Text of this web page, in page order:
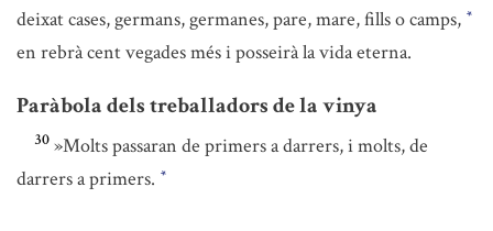
deixat cases, germans, germanes, pare, mare, fills o camps, *
en rebrà cent vegades més i posseirà la vida eterna.
Paràbola dels treballadors de la vinya
30 »Molts passaran de primers a darrers, i molts, de
darrers a primers. *